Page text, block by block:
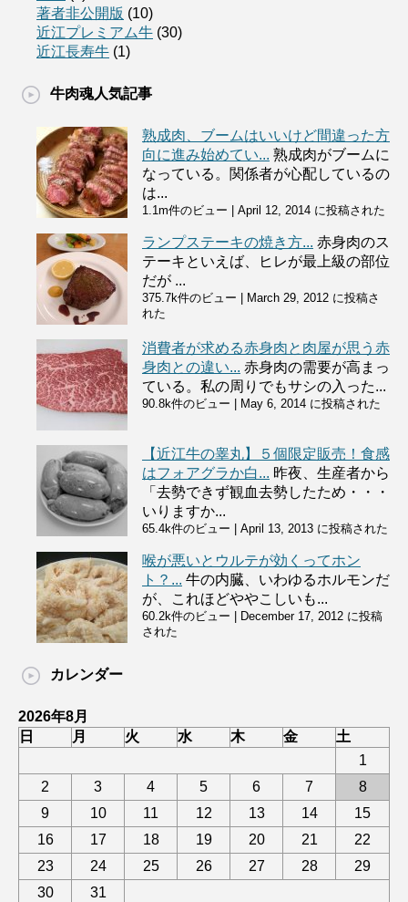
著者非公開版 (10)
近江プレミアム牛 (30)
近江長寿牛 (1)
牛肉魂人気記事
熟成肉、ブームはいいけど間違った方
向に進み始めてい... 熟成肉がブームに
なっている。関係者が心配しているの
は...
1.1m件のビュー April 12, 2014 に投稿された
ランプステーキの焼き方... 赤身肉のス
テーキといえば、ヒレが最上級の部位
だが ...
375.7k件のビュー
March 29, 2012 に投稿さ
れた
消費者が求める赤身肉と肉屋が思う赤
身肉との違い... 赤身肉の需要が高まっ
ている。私の周りでもサシの入った...
90.8k件のビュー May 6, 2014 に投稿された
【近江牛の睾丸】５個限定販売！食感
はフォアグラか白... 昨夜、生産者から
「去勢できず観血去勢したため・・・
いりますか...
65.4k件のビュー April 13, 2013 に投稿された
喉が悪いとウルテが効くってホン
ト？... 牛の内臓、いわゆるホルモンだ
が、これほどややこしいも...
60.2k件のビュー
December 17, 2012 に投稿
された
カレンダー
2026年8月
日
月 火 水 木 金
土
1
2
3 4 5 6 7
8
9
10 11 12 13 14
15
16
17 18 19 20 21
22
23
24 25 26 27 28
29
30
31